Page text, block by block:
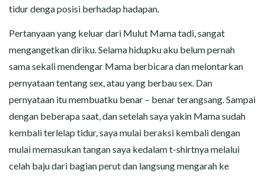
tidur denga posisi berhadap hadapan.
Pertanyaan yang keluar dari Mulut Mama tadi, sangat
mengangetkan diriku. Selama hidupku aku belum pernah
sama sekali mendengar Mama berbicara dan melontarkan
pernyataan tentang sex, atau yang berbau sex. Dan
pernyataan itu membuatku benar – benar terangsang. Sampai
dengan beberapa saat, dan setelah saya yakin Mama sudah
kembali terlelap tidur, saya mulai beraksi kembali dengan
mulai memasukan tangan saya kedalam t-shirtnya melalui
celah baju dari bagian perut dan langsung mengarah ke